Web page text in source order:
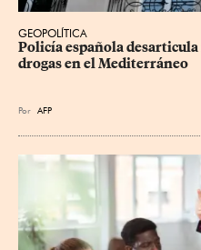
GEOPOLÍTICA
Policía española
drogas en el Mediterráneo
Por AFP